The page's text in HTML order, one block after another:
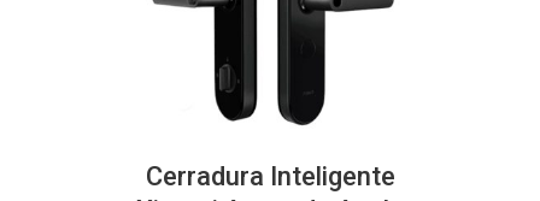
Cerradura Inteligente